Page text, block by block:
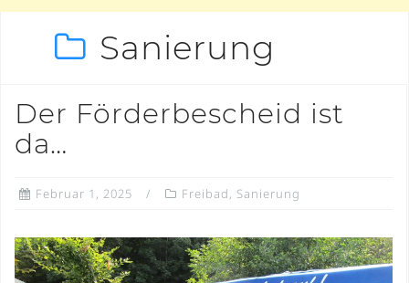
Sanierung
Der Förderbescheid ist
da…
Februar 1, 2025 Freibad, Sanierung